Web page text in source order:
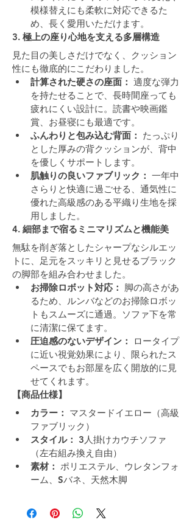
模様替えにも柔軟に対応できるた
め、長く愛用いただけます。
3. 極上の座り心地を支える多層構造
見た目の美しさだけでなく、クッション
性にも徹底的にこだわりました。
計算された硬さの座面： 適度な弾力
を持たせることで、長時間座っても
疲れにくい設計に。読書や映画鑑
賞、お昼寝にも最適です。
ふんわりと包み込む背面： たっぷり
とした厚みの背クッションが、背中
を優しくサポートします。
肌触りの良いファブリック： 一年中
さらりと快適に過ごせる、通気性に
優れた高級感のある平織り生地を採
用しました。
4. 細部まで宿るミニマリズムと機能美
無駄を削ぎ落としたシャープなシルエッ
トに、足元をスッキリと見せるブラック
の脚部を組み合わせました。
お掃除ロボット対応： 脚の高さがあ
るため、ルンバなどのお掃除ロボッ
トもスムーズに通過。ソファ下を常
に清潔に保てます。
圧迫感のないデザイン：
ロータイプ
に近い視覚効果により、限られたス
ペースでもお部屋を広く開放的に見
せてくれます。
【商品仕様】
カラー： マスタードイエロー（高級
ファブリック）
スタイル： 3人掛けカウチソファ
（左右組み換え自由）
素材： ポリエステル、ウレタンフォ
ーム、Sバネ、天然木脚